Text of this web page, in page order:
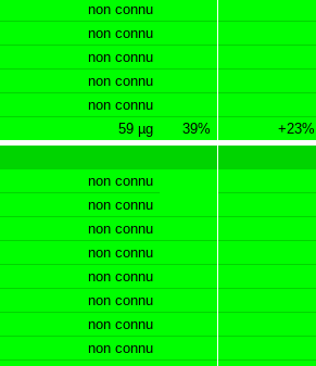
non connu
non connu
non connu
non connu
non connu
59 µg 39%
+23%
non connu
non connu
non connu
non connu
non connu
non connu
non connu
non connu